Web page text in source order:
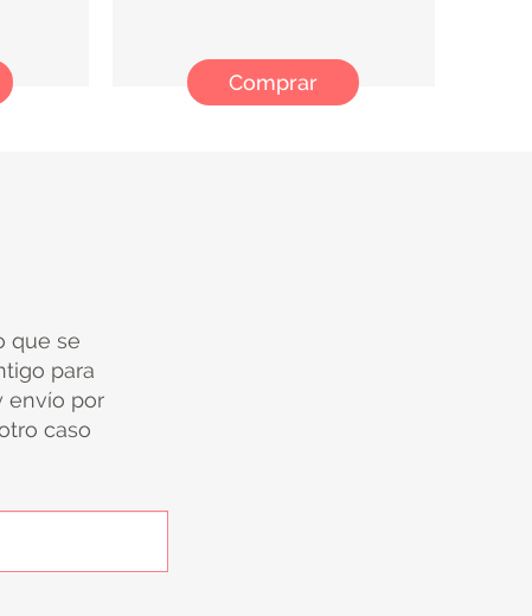
Comprar
que se
para
envío por
caso